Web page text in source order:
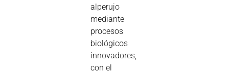
alperujo
mediante
procesos
biológicos
innovadores,
con el